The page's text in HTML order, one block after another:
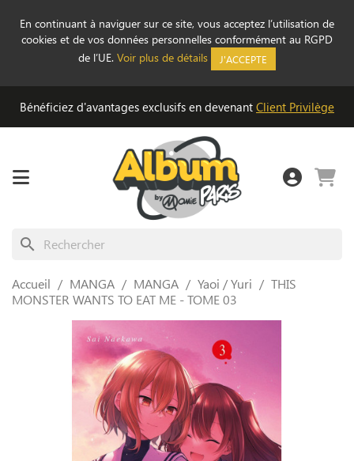
En continuant à naviguer sur ce site, vous acceptez l’utilisation de
cookies et de vos données personnelles conformément au RGPD
de l’UE. Voir plus de détails J'ACCEPTE
Bénéficiez d'avantages exclusifs en devenant Client Privilège
search
Accueil MANGA MANGA Yaoi / Yuri
THIS
MONSTER WANTS TO EAT ME - TOME 03